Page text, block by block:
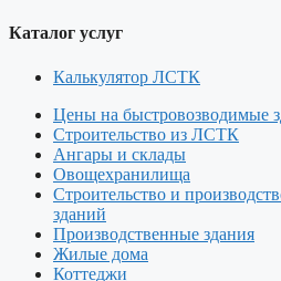
Каталог услуг
Калькулятор ЛСТК
Цены на быстровозводимые
Строительство из ЛСТК
Ангары и склады
Овощехранилища
Строительство и
зданий
Производственные здания
Жилые дома
Коттеджи